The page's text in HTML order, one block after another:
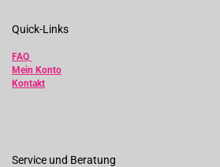
Quick-Links
FAQ
Mein Konto
Kontakt
Service und Beratung